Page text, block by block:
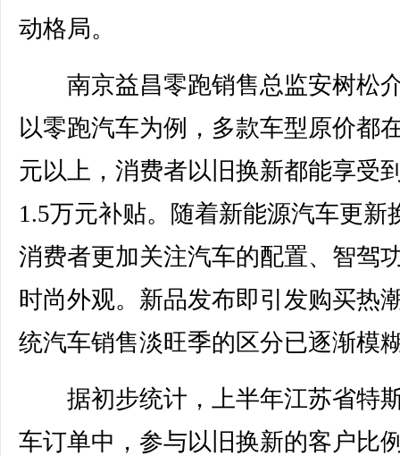
动格局。
南京益昌零跑销售总监安树松
以零跑汽车为例，多款车型原价都
元以上，消费者以旧换新都能享受
1.5万元补贴。随着新能源汽车更新
消费者更加关注汽车的配置、智驾
时尚外观。新品发布即引发购买热
统汽车销售淡旺季的区分已逐渐模
据初步统计，上半年江苏省特
车订单中，参与以旧换新的客户比